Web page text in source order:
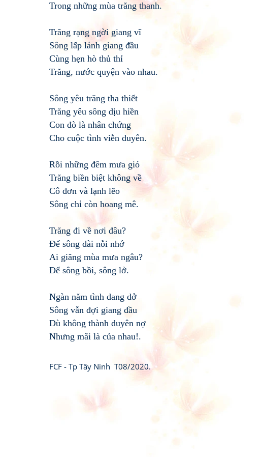
Trong những mùa trăng thanh.
Trăng rạng ngời giang vĩ
Sông lấp lánh giang đầu
Cùng hẹn hò thủ thỉ
Trăng, nước quyện vào nhau.
Sông yêu trăng tha thiết
Trăng yêu sông dịu hiền
Con đò là nhân chứng
Cho cuộc tình viễn duyên.
Rồi những đêm mưa gió
Trăng biền biệt không về
Cô đơn và lạnh lẽo
Sông chỉ còn hoang mê.
Trăng đi về nơi đâu?
Để sông dài nỗi nhớ
Ai giăng mùa mưa ngâu?
Để sông bồi, sông lở.
Ngàn năm tình dang dở
Sông vẫn đợi giang đầu
Dù không thành duyên nợ
Nhưng mãi là của nhau!.
FCF - Tp Tây Ninh T08/2020.